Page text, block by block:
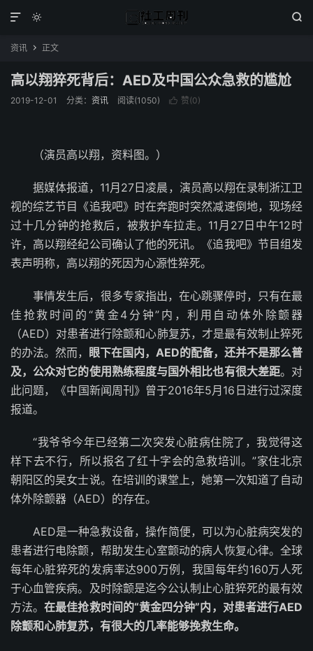
 

资讯  正文
高以翔猝死背后：AED及中国公众急救的尴尬
2019-12-01 分类： 资讯 阅读(1050)  赞(0)
（演员高以翔，资料图。）
据媒体报道，11月27日凌晨，演员高以翔在录制浙江卫
视的综艺节目《追我吧》时在奔跑时突然减速倒地，现场经
过十几分钟的抢救后，被救护车拉走。11月27日中午12时
许，高以翔经纪公司确认了他的死讯。《追我吧》节目组发
表声明称，高以翔的死因为心源性猝死。
事情发生后，很多专家指出，在心跳骤停时，只有在最
佳抢救时间的“黄金4分钟”内，利用自动体外除颤器
（AED）对患者进行除颤和心肺复苏，才是最有效制止猝死
的办法。然而，
眼下在国内，AED的配备，还并不是那么普
及，公众对它的使用熟练程度与国外相比也有很大差距。对
此问题，《中国新闻周刊》曾于2016年5月16日进行过深度
报道。
“我爷爷今年已经第二次突发心脏病住院了，我觉得这
样下去不行，所以报名了红十字会的急救培训。”家住北京
朝阳区的吴女士说。在培训的课堂上，她第一次知道了自动
体外除颤器（AED）的存在。
AED是一种急救设备，操作简便，可以为心脏病突发的
患者进行电除颤，帮助发生心室颤动的病人恢复心律。全球
每年心脏猝死的发病率达900万例，我国每年约160万人死
于心血管疾病。及时除颤是迄今公认制止心脏猝死的最有效
方法。在最佳抢救时间的“黄金四分钟”内，对患者进行AED
除颤和心肺复苏，有很大的几率能够挽救生命。